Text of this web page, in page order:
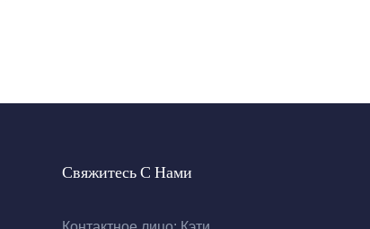
Свяжитесь С Нами